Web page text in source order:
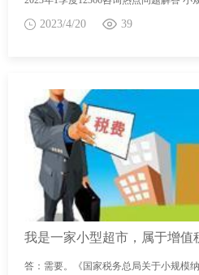
2023/4/20 39
答：需要。《国家税务总局关于小规模